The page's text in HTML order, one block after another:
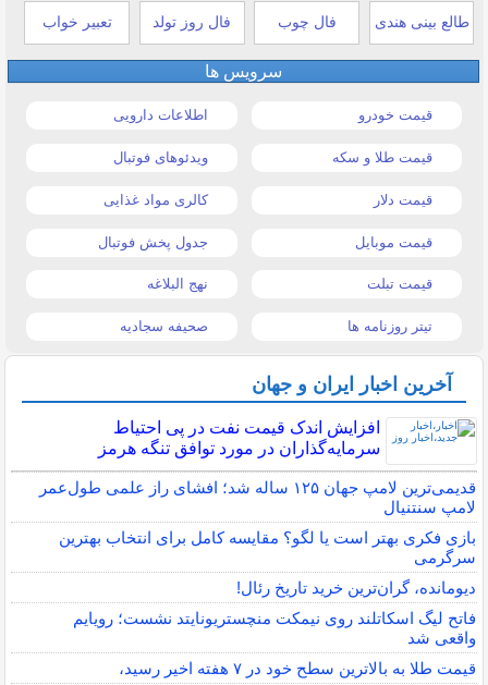
طالع بینی هندی فال چوب فال روز تولد تعبیر خواب
سرویس ها
قیمت خودرو اطلاعات دارویی
قیمت طلا و سکه ویدئوهای فوتبال
قیمت دلار کالری مواد غذایی
قیمت موبایل جدول پخش فوتبال
قیمت تبلت نهج البلاغه
تیتر روزنامه ها صحیفه سجادیه
آخرین اخبار ایران و جهان
افزایش اندک قیمت نفت در پی احتیاط
سرمایه‌گذاران در مورد توافق تنگه هرمز
قدیمی‌ترین لامپ جهان ۱۲۵ ساله شد؛ افشای راز علمی طول‌عمر
لامپ سنتنیال
بازی فکری بهتر است یا لگو؟ مقایسه کامل برای انتخاب بهترین
سرگرمی
دیومانده، گران‌ترین خرید تاریخ رئال!
فاتح لیگ اسکاتلند روی نیمکت منچستریونایتد نشست؛ رویایم
واقعی شد
قیمت طلا به بالاترین سطح خود در ۷ هفته اخیر رسید،